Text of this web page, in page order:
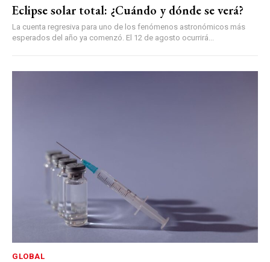
Eclipse solar total: ¿Cuándo y dónde se verá?
La cuenta regresiva para uno de los fenómenos astronómicos más
esperados del año ya comenzó. El 12 de agosto ocurrirá...
GLOBAL